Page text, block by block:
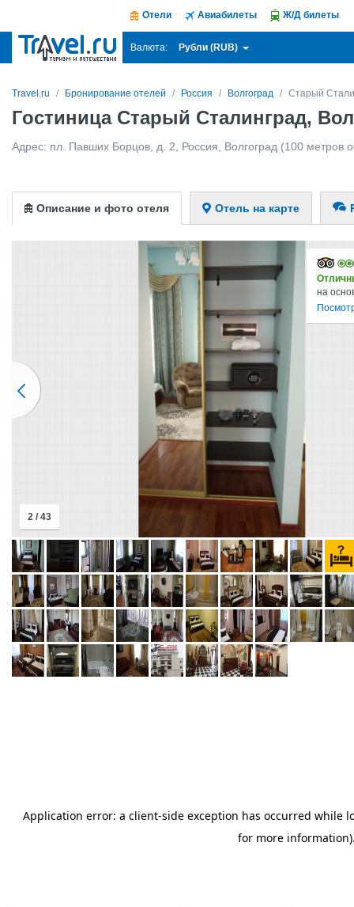
Отели Авиабилеты Ж/Д билеты
Валюта: Рубли (RUB)
Travel.ru Бронирование отелей Россия Волгоград Старый
Гостиница Старый Сталинград,
Адрес: пл. Павших Борцов, д. 2 Россия Волгоград (100 метров
Описание и фото отеля Отель на карте
на
2 / 43